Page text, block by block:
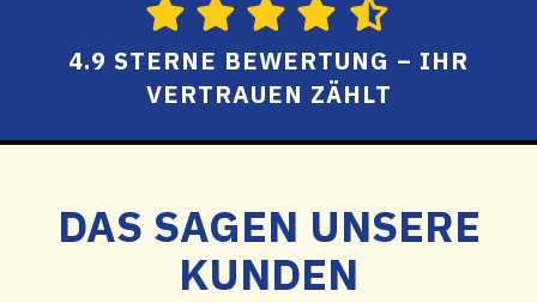
4.9 STERNE BEWERTUNG – IHR
VERTRAUEN ZÄHLT
DAS SAGEN UNSERE
KUNDEN